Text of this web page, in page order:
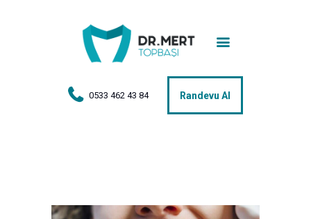
0533 462 43 84 Randevu Al
Anasayfa
Tedaviler
Hakkımda